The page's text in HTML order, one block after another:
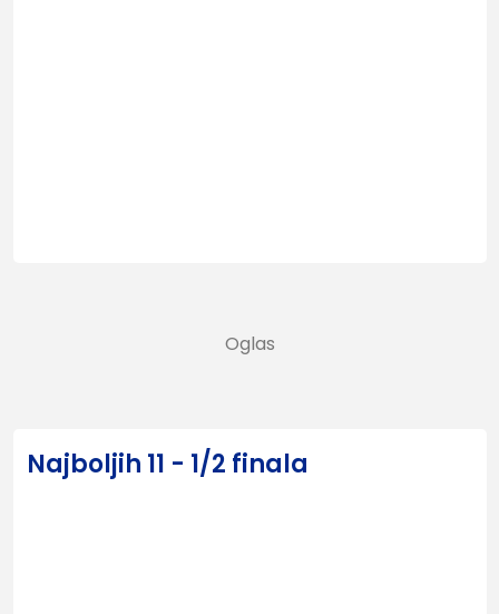
Najboljih 11 - 1/2 finala